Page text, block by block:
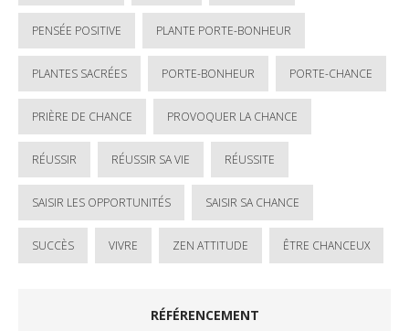
PENSÉE POSITIVE PLANTE PORTE-BONHEUR
PLANTES SACRÉES PORTE-BONHEUR PORTE-CHANCE
PRIÈRE DE CHANCE PROVOQUER LA CHANCE
RÉUSSIR RÉUSSIR SA VIE RÉUSSITE
SAISIR LES OPPORTUNITÉS SAISIR SA CHANCE
SUCCÈS VIVRE ZEN ATTITUDE ÊTRE CHANCEUX
RÉFÉRENCEMENT